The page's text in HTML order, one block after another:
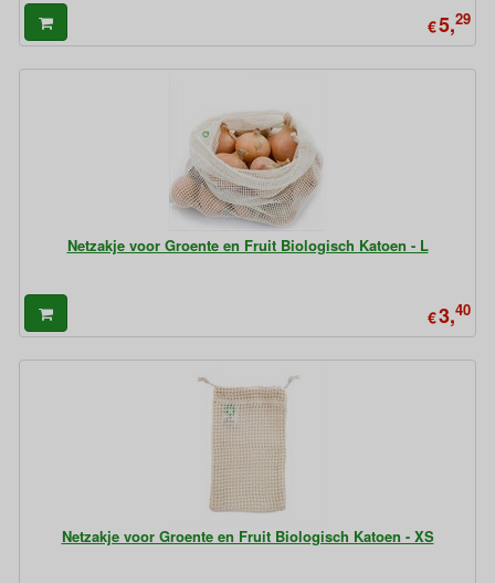
€5,29
Netzakje voor Groente en Fruit Biologisch Katoen - L
€3,40
Netzakje voor Groente en Fruit Biologisch Katoen - XS